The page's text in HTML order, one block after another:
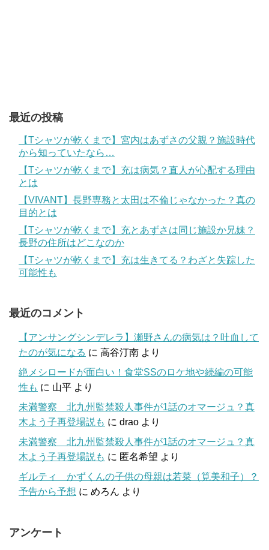
最近の投稿
【Tシャツが乾くまで】宮内はあずさの父親？施設時代
から知っていたなら…
【Tシャツが乾くまで】充は病気？直人が心配する理由
とは
【VIVANT】長野専務と太田は不倫じゃなかった？真の
目的とは
【Tシャツが乾くまで】充とあずさは同じ施設か兄妹？
長野の住所はどこなのか
【Tシャツが乾くまで】充は生きてる？わざと失踪した
可能性も
最近のコメント
【アンサングシンデレラ】瀬野さんの病気は？吐血して
たのが気になる に 高谷汀南 より
絶メシロードが面白い！食堂SSのロケ地や続編の可能
性も に 山平 より
未満警察 北九州監禁殺人事件が1話のオマージュ？真
木よう子再登場説も に drao より
未満警察 北九州監禁殺人事件が1話のオマージュ？真
木よう子再登場説も に 匿名希望 より
ギルティ かずくんの子供の母親は若菜（筧美和子）？
予告から予想 に めろん より
アンケート